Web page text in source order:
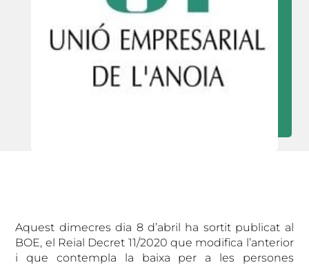
Aquest dimecres dia 8 d’abril ha sortit publicat al
BOE, el Reial Decret 11/2020 que modifica l’anterior
i que contempla la baixa per a les persones